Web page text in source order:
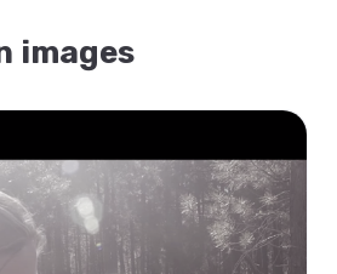
images